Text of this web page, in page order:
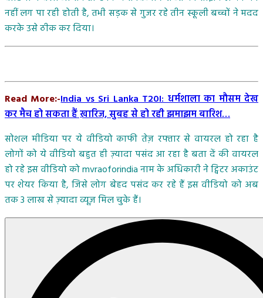
नहीं लग पा रही होती है, तभी सड़क से गुजर रहे तीन स्कूली बच्चों ने मदद
करके उसे ठीक कर दिया।
Read More:-India vs Sri Lanka T20I: धर्मशाला का मौसम देख
कर मैच हो सकता हैं ख़ारिज, सुबह से हो रही झमाझम बारिश…
सोशल मीडिया पर ये वीडियो काफी तेज़ रफ्तार से वायरल हो रहा है
लोगों को ये वीडियो बहुत ही ज़्यादा पसंद आ रहा है बता दें की वायरल
हो रहे इस वीडियो को mvraoforindia नाम के अधिकारी ने ट्विटर अकाउंट
पर शेयर किया है, जिसे लोग बेहद पसंद कर रहे हैं इस वीडियो को अब
तक 3 लाख से ज़्यादा व्यूज़ मिल चुके हैं।